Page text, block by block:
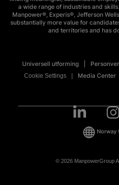
a wide range of industries and
Manpower®, Experis®, Jefferson
substantially more value for
and territories and has
Universell utforming
Cookie Settings Media Center
© 2026 ManpowerGroup
Norway